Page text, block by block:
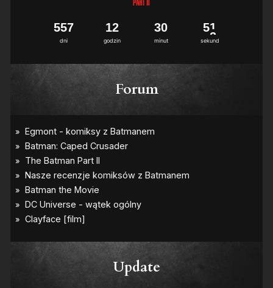
dni
557
godzin
12
minut
30
sekund
51
Forum
Update